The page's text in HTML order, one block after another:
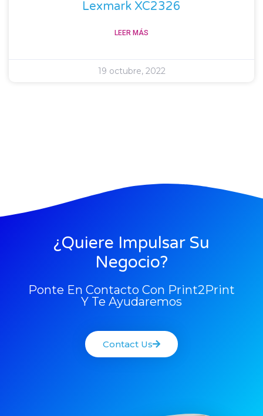
Lexmark XC2326
LEER MÁS
19 octubre, 2022
¿Quiere Impulsar Su
Negocio?
Ponte En Contacto Con Print2Print
Y Te Ayudaremos
Contact Us